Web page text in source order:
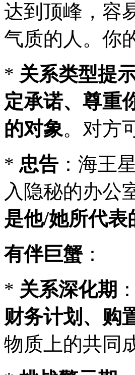
达到顶峰，容
气质的人。你
* 关系类型提
定承诺、尊重
的对象。对方
* 忠告：海王
入隐秘的办公
是他/她所代表
有伴巨蟹 ：
* 关系深化期 ：
财务计划、购
物质上的共同